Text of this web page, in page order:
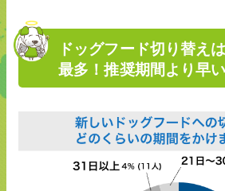
ドッグフード切り替え
最多！推奨期間より早